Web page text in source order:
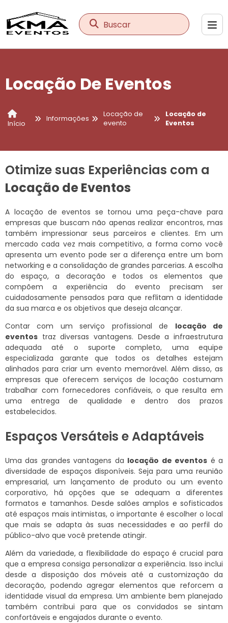
Buscar
Locação De Eventos
Início
Informações
Locação de
evento
Locação de
Eventos
Otimize suas Experiências com a
Locação de Eventos
A locação de eventos se tornou uma peça-chave para
empresas que buscam não apenas realizar encontros, mas
também impressionar seus parceiros e clientes. Em um
mercado cada vez mais competitivo, a forma como você
apresenta um evento pode ser a diferença entre um bom
networking e a consolidação de grandes parcerias. A escolha
do espaço, a decoração e todos os elementos que
compõem a experiência do evento precisam ser
cuidadosamente pensados para que reflitam a identidade
da sua marca e os objetivos que deseja alcançar.
Contar com um serviço profissional de locação de
eventos traz diversas vantagens. Desde a infraestrutura
adequada até o suporte completo, uma equipe
especializada garante que todos os detalhes estejam
alinhados para criar um evento memorável. Além disso, as
empresas que oferecem serviços de locação costumam
trabalhar com fornecedores confiáveis, o que resulta em
uma entrega de qualidade e dentro dos prazos
estabelecidos.
Espaços Versáteis e Adaptáveis
Uma das grandes vantagens da locação de eventos é a
diversidade de espaços disponíveis. Seja para uma reunião
empresarial, um lançamento de produto ou um evento
corporativo, há opções que se adequam a diferentes
formatos e tamanhos. Desde salões amplos e sofisticados
até espaços mais intimistas, o importante é escolher o local
que mais se adapta às suas necessidades e ao perfil do
público-alvo que você pretende atingir.
Além da variedade, a flexibilidade do espaço é crucial para
que a empresa consiga personalizar a experiência. Isso inclui
desde a disposição dos móveis até a customização da
decoração, podendo agregar elementos que reforcem a
identidade visual da empresa. Um ambiente bem planejado
também contribui para que os convidados se sintam
confortáveis e engajados durante o evento.